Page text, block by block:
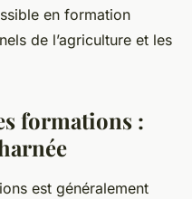
en formation
de l’agriculture et les
formations :
est généralement